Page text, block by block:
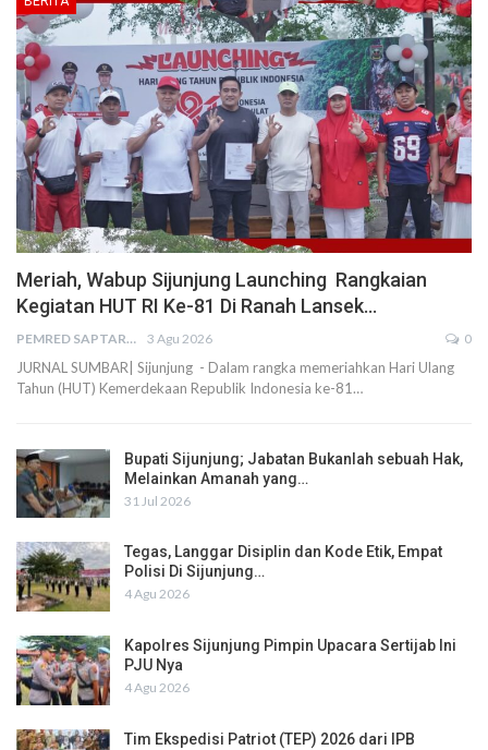
Meriah, Wabup Sijunjung Launching Rangkaian
Kegiatan HUT RI Ke-81 Di Ranah Lansek…
PEMRED SAPTARIUS 3 Agu 2026 0
JURNAL SUMBAR| Sijunjung - Dalam rangka memeriahkan Hari Ulang
Tahun (HUT) Kemerdekaan Republik Indonesia ke-81…
Bupati Sijunjung; Jabatan Bukanlah sebuah Hak,
Melainkan Amanah yang…
31 Jul 2026
Tegas, Langgar Disiplin dan Kode Etik, Empat
Polisi Di Sijunjung…
4 Agu 2026
Kapolres Sijunjung Pimpin Upacara Sertijab Ini
PJU Nya
4 Agu 2026
Tim Ekspedisi Patriot (TEP) 2026 dari IPB